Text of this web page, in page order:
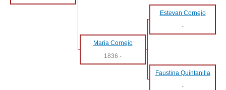
Estevan Cornejo
-
Maria Cornejo
1836 -
Faustina Quintanilla
-